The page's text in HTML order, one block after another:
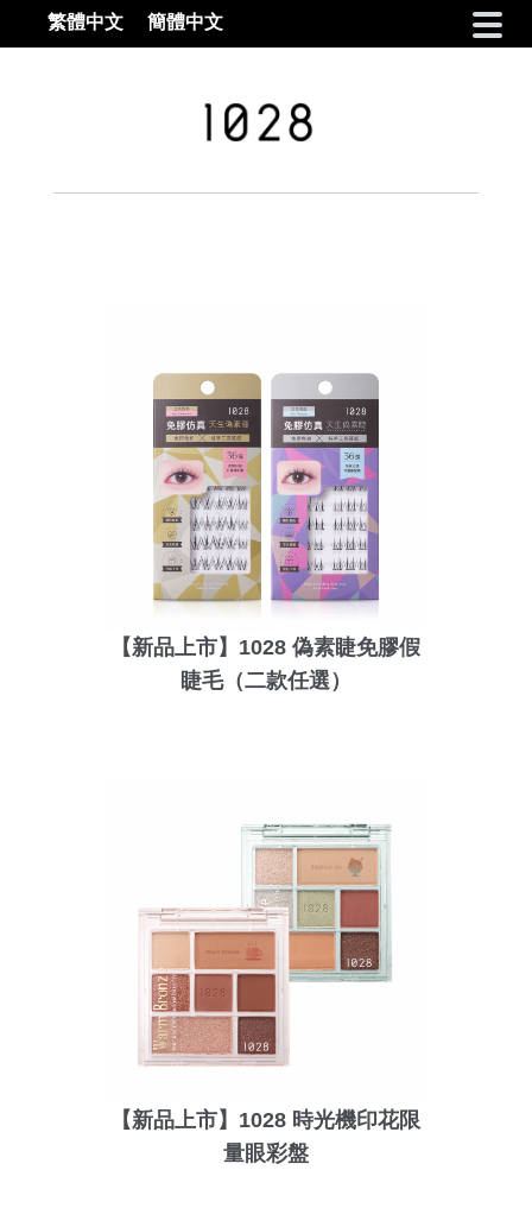
繁體中文 簡體中文
【新品上市】1028 偽素睫免膠假
睫毛（二款任選）
【新品上市】1028 時光機印花限
量眼彩盤